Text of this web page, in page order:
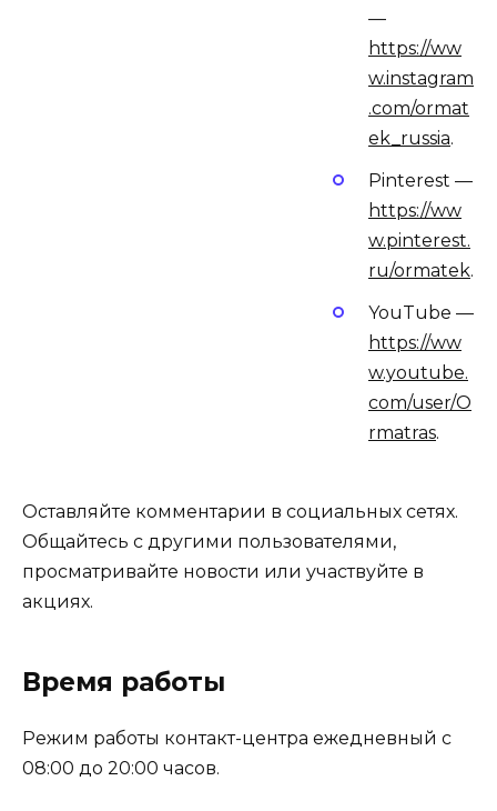
—
https://ww
w.instagram
.com/ormat
ek_russia.
Pinterest —
https://ww
w.pinterest.
ru/ormatek.
YouTube —
https://ww
w.youtube.
com/user/O
rmatras.
Оставляйте комментарии в социальных сетях.
Общайтесь с другими пользователями,
просматривайте новости или участвуйте в
акциях.
Время работы
Режим работы контакт-центра ежедневный с
08:00 до 20:00 часов.